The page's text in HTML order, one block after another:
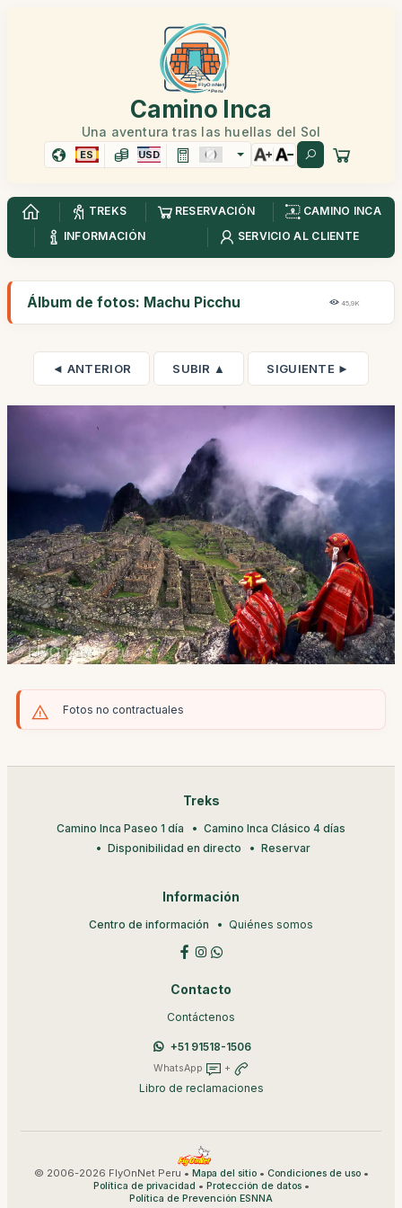
Camino Inca
Una aventura tras las huellas del Sol
ES USD
TREKS RESERVACIÓN
CAMINO INCA
INFORMACIÓN
SERVICIO AL CLIENTE
Álbum de fotos: Machu Picchu 45,9K
◄ ANTERIOR SUBIR ▲ SIGUIENTE ►
Fotos no contractuales
Treks
Camino Inca Paseo 1 día
Camino Inca Clásico 4 días
Disponibilidad en directo
Reservar
Información
Centro de información Quiénes somos
Contacto
Contáctenos
+51 91518-1506
WhatsApp +
Libro de reclamaciones
© 2006-2026 FlyOnNet Peru • Mapa del sitio• Condiciones de uso•
Política de privacidad • Protección de datos•
Política de Prevención ESNNA